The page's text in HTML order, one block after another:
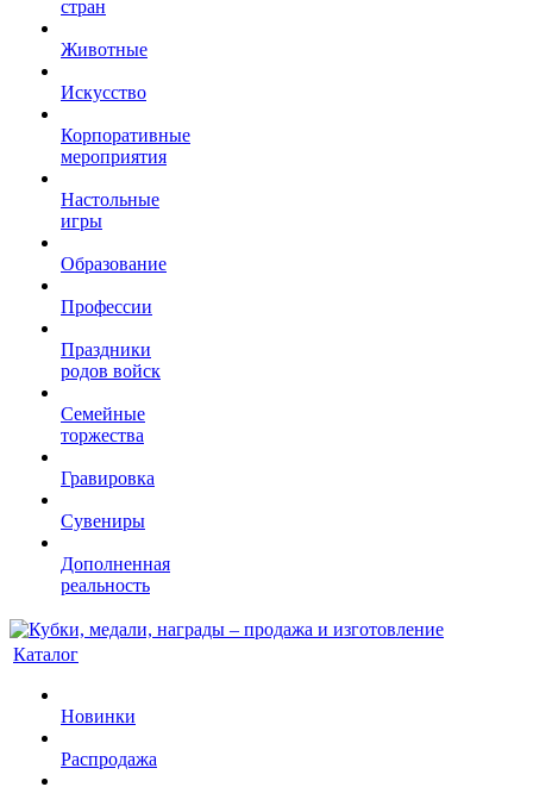
стран
Животные
Искусство
Корпоративные
мероприятия
Настольные
игры
Образование
Профессии
Праздники
родов войск
Семейные
торжества
Гравировка
Сувениры
Дополненная
реальность
Каталог
Новинки
Распродажа